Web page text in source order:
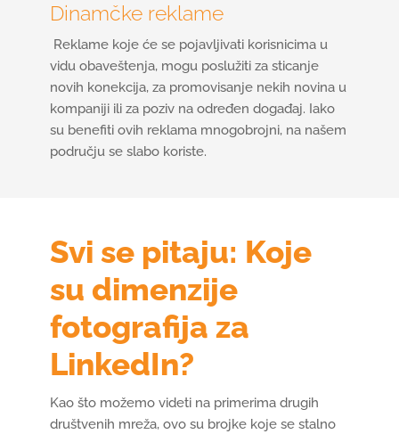
Dinamčke reklame
Reklame koje će se pojavljivati korisnicima u
vidu obaveštenja, mogu poslužiti za sticanje
novih konekcija, za promovisanje nekih novina u
kompaniji ili za poziv na određen događaj. Iako
su benefiti ovih reklama mnogobrojni, na našem
području se slabo koriste.
Svi se pitaju: Koje
su dimenzije
fotografija za
LinkedIn?
Kao što možemo videti na primerima drugih
društvenih mreža, ovo su brojke koje se stalno